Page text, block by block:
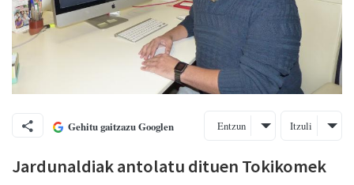
Gehitu gaitzazu Googlen Entzun Itzuli
Jardunaldiak antolatu dituen Tokikomek